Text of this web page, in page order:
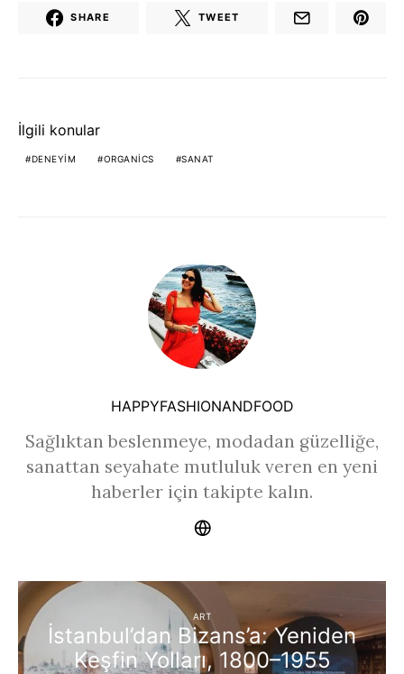
SHARE TWEET
İlgili konular
DENEYIM ORGANICS SANAT
HAPPYFASHIONANDFOOD
Sağlıktan beslenmeye, modadan güzelliğe,
sanattan seyahate mutluluk veren en yeni
haberler için takipte kalın.
ART
İstanbul’dan Bizans’a: Yeniden
Keşfin Yolları, 1800–1955